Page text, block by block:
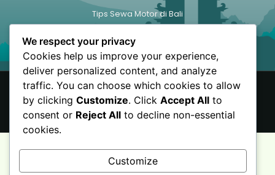
Tips Sewa Motor di Bali
Tempat Wisata di Bali
Ulas Kami di GMAP
© All rights reserved - Sewamotorbali.id
We respect your privacy
Cookies help us improve your experience,
deliver personalized content, and analyze
traffic. You can choose which cookies to allow
by clicking Customize. Click Accept All to
consent or Reject All to decline non-essential
cookies.
Customize